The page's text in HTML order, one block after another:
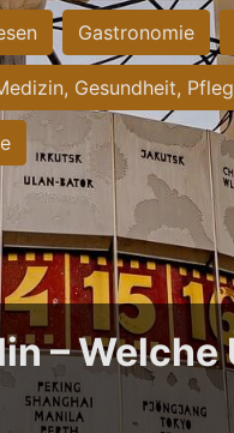
Gastronomie
Gesundheit,
–